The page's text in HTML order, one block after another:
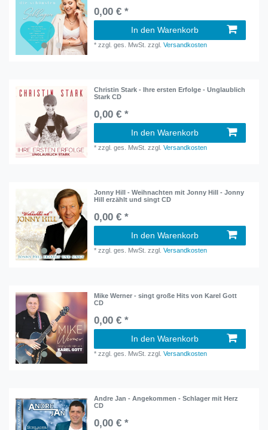
0,00 € *
In den Warenkorb
*zzgl. ges. MwSt. zzgl.Versandkosten
Christin Stark - Ihre ersten Erfolge - Unglaublich
Stark CD
0,00 € *
In den Warenkorb
*zzgl. ges. MwSt. zzgl.Versandkosten
Jonny Hill - Weihnachten mit Jonny Hill - Jonny
Hill erzählt und singt CD
0,00 € *
In den Warenkorb
*zzgl. ges. MwSt. zzgl.Versandkosten
Mike Werner - singt große Hits von Karel Gott
CD
0,00 € *
In den Warenkorb
*zzgl. ges. MwSt. zzgl.Versandkosten
Andre Jan - Angekommen - Schlager mit Herz
CD
0,00 € *